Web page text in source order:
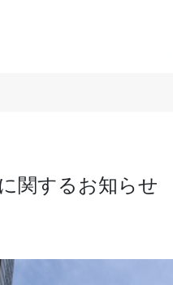
関するお知らせ